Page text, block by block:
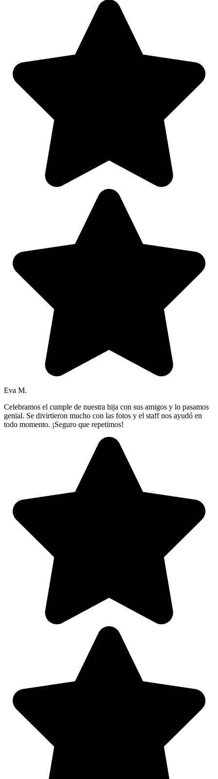
Eva M.
Celebramos el cumple de nuestra hija con sus amigos y lo pasamos
genial. Se divirtieron mucho con las fotos y el staff nos ayudó en
todo momento. ¡Seguro que repetimos!